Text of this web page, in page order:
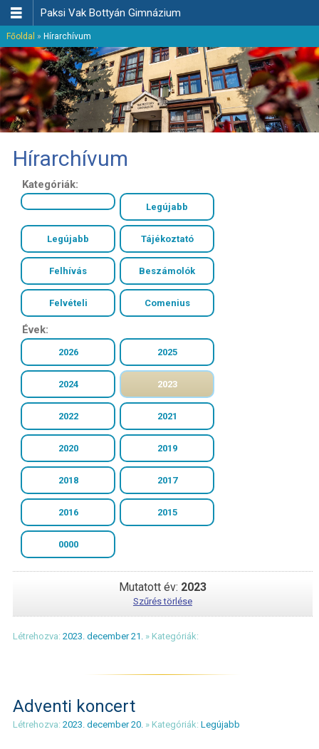
 Paksi Vak Bottyán Gimnázium
Főoldal » Hírarchívum
Hírarchívum
Kategóriák:
Legújabb
Legújabb Tájékoztató
Felhívás Beszámolók
Felvételi Comenius
Évek:
2026 2025
2024 2023
2022 2021
2020 2019
2018 2017
2016 2015
0000
Mutatott év: 2023
Szűrés törlése
Létrehozva: 2023. december 21.» Kategóriák:
Adventi koncert
Létrehozva: 2023. december 20.» Kategóriák: Legújabb